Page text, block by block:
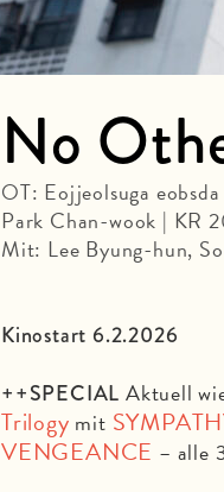
No
OT: Eojjeolsuga eobsda
Park Chan-wook | KR
Mit: Lee Byung-hun,
Kinostart 6.2.2026
++SPECIAL Aktuell
Trilogy mit
VENGEANCE – alle